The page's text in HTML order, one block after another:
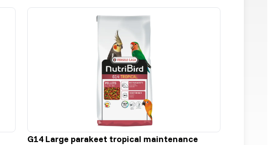
G14 Large parakeet tropical maintenance